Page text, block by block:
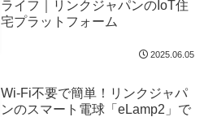
ライフ｜リンクジャパンのIoT住
宅プラットフォーム
2025.06.05
Wi-Fi不要で簡単！リンクジャパ
ンのスマート電球「eLamp2」で